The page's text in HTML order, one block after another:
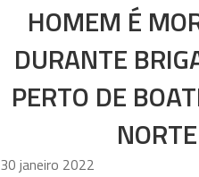
HOMEM É
DURANTE
PERTO DE
30 janeiro 2022